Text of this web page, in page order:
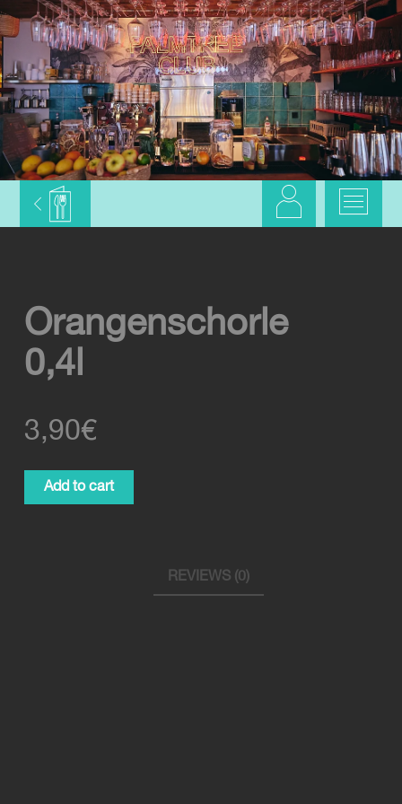
Orangenschorle
0,4l
3,90€
Orangenschorle
Add to cart
REVIEWS (0)